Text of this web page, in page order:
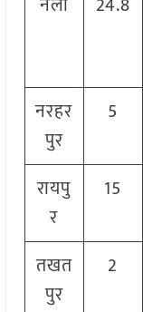
नरहर
पुर
5
रायपु
र
15
तखत
पुर
2